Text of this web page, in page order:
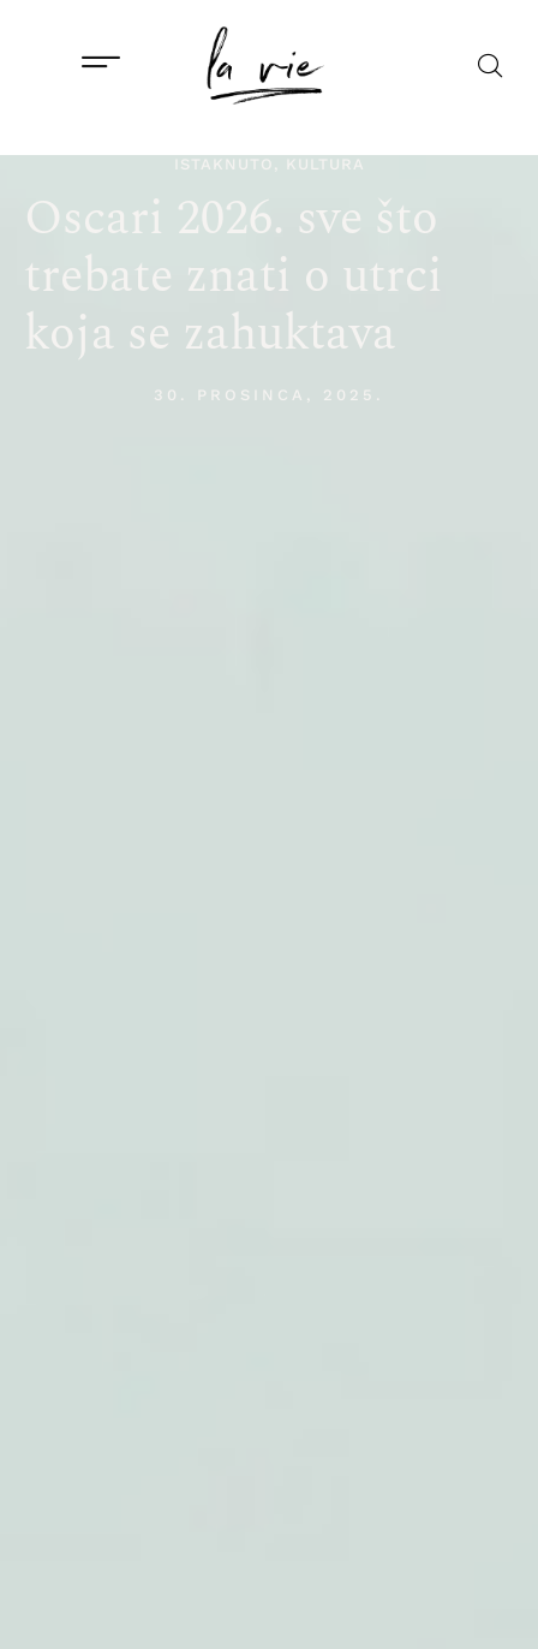
ISTAKNUTO , KULTURA
Oscari 2026. sve što
trebate znati o utrci
koja se zahuktava
30. PROSINCA, 2025.